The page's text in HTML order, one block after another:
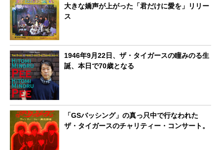
大きな嬌声が上がった「君だけに愛を」リリー
ス
1946年9月22日、ザ・タイガースの瞳みのる生
誕、本日で70歳となる
「GSバッシング」の真っ只中で行なわれた
ザ・タイガースのチャリティー・コンサート。